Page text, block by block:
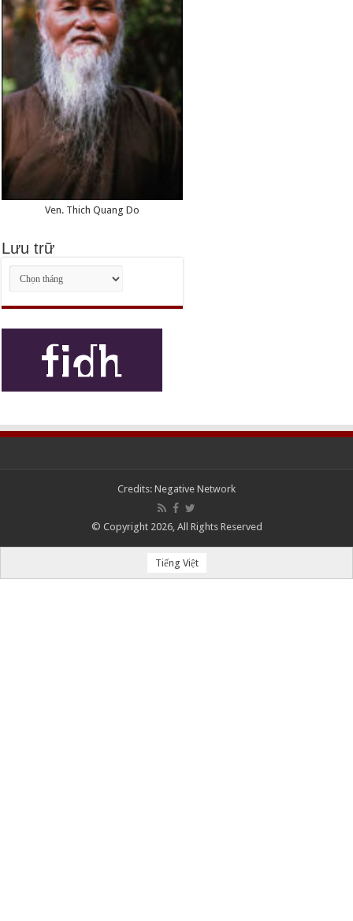
Ven. Thich Quang Do
Lưu trữ
Lưu
trữ
Credits: Negative Network
© Copyright 2026, All Rights Reserved
Tiếng Việt